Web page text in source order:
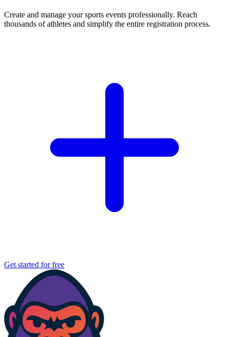
Create and manage your sports events professionally. Reach
thousands of athletes and simplify the entire registration process.
Get started for free